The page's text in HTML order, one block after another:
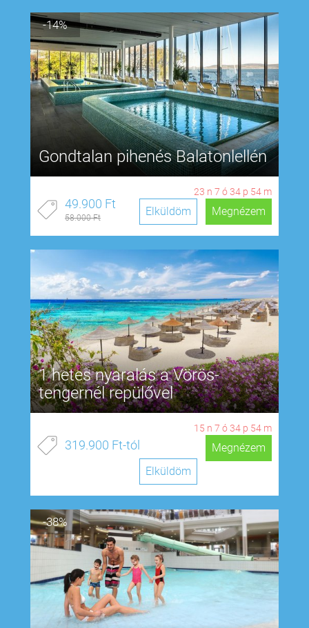
-14%
Gondtalan pihenés Balatonlellén
23 n 7 ó34 p 53 m
49.900 Ft
58.000 Ft Megnézem
Elküldöm
1 hetes nyaralás a Vörös-
tengernél repülővel
15 n 7 ó34 p 53 m
319.900 Ft-tól
Megnézem
Elküldöm
-38%